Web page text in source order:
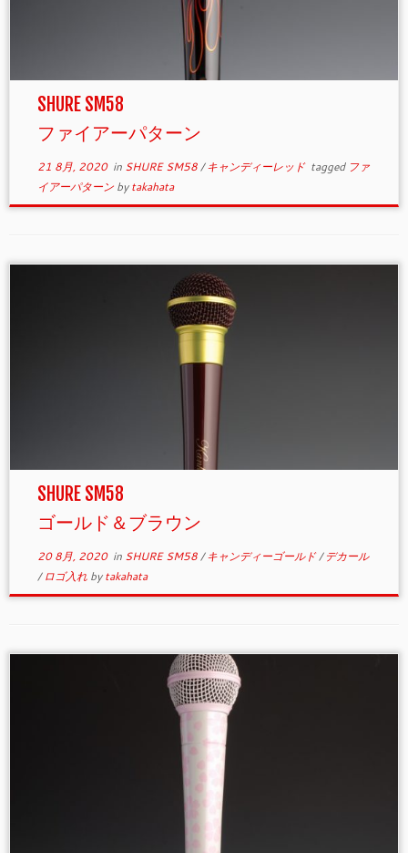
SHURE SM58
ファイアーパターン
21 8月, 2020in SHURE SM58/キャンディーレッド tagged ファ
イアーパターン bytakahata
SHURE SM58
ゴールド＆ブラウン
20 8月, 2020in SHURE SM58/キャンディーゴールド/デカール
/ロゴ入れ bytakahata